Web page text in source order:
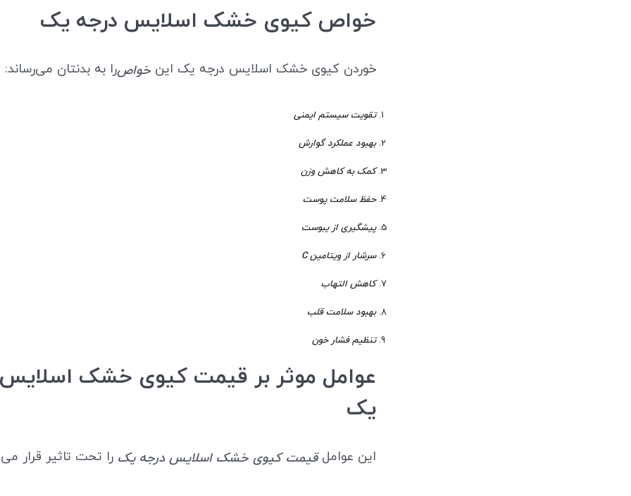
خواص کیوی خشک اسلایس درجه یک
خوردن کیوی خشک اسلایس درجه یک این خواصرا به بدنتان می‌رساند:
تقویت سیستم ایمنی
بهبود عملکرد گوارش
کمک به کاهش وزن
حفظ سلامت پوست
پیشگیری از یبوست
سرشار از ویتامین C
کاهش التهاب
بهبود سلامت قلب
تنظیم فشار خون
عوامل موثر بر قیمت کیوی خشک
یک
این عواملقیمت کیوی خشک اسلایس درجه یک را تحت تاثیر قرار